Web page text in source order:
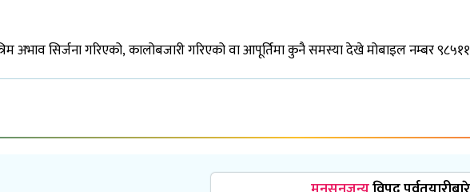
अभाव सिर्जना गरिएको, कालोबजारी गरिएको वा आपूर्तिमा कुनै समस्या देखे मोबाइल नम्बर